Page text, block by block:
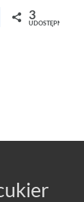
3
UDOSTĘPNIEŃ